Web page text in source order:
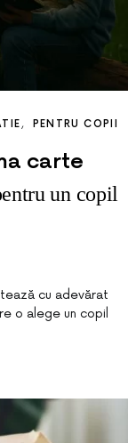
PENTRU COPII
carte
un copil
cu adevărat
o alege un copil